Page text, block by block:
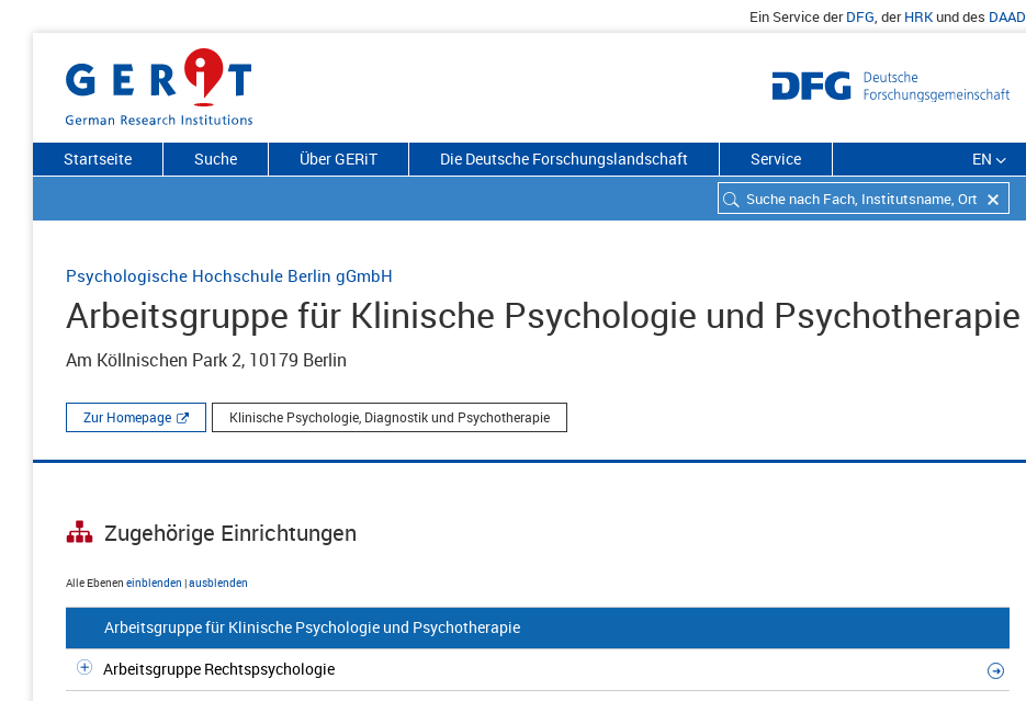
Ein Service derDFG, derHRKund des DAAD
Startseite Suche Über GERiT Die Deutsche Forschungslandschaft Service EN
Psychologische Hochschule Berlin gGmbH
Arbeitsgruppe für Klinische Psychologie und Psychotherapie
Am Köllnischen Park 2, 10179 Berlin
Zur Homepage Klinische Psychologie, Diagnostik und Psychotherapie
Zugehörige Einrichtungen
Alle Ebenen einblenden |ausblenden
Arbeitsgruppe für Klinische Psychologie und Psychotherapie
Arbeitsgruppe Rechtspsychologie